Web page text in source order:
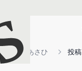
本所あさひ 投稿